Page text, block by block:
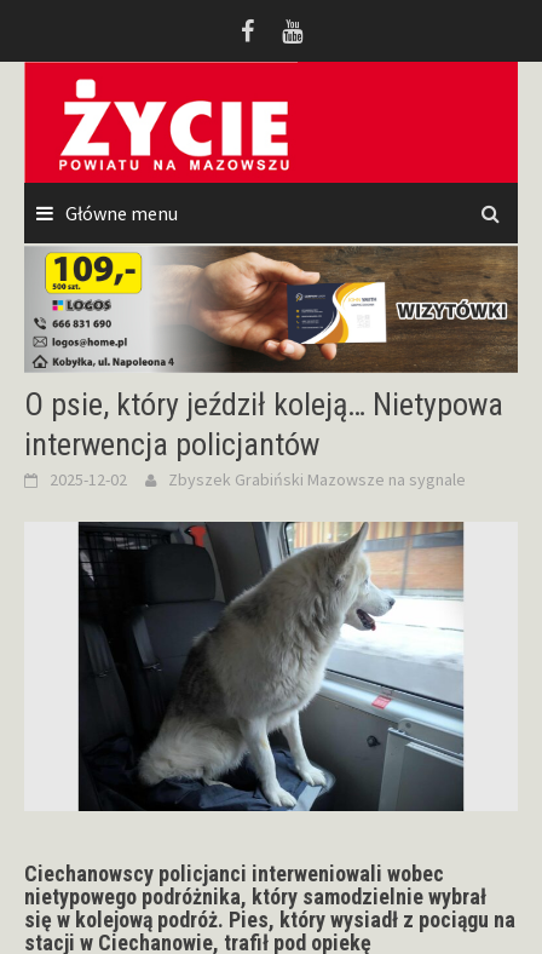
Główne menu
O psie, który jeździł koleją… Nietypowa
interwencja policjantów
2025-12-02 Zbyszek Grabiński Mazowsze na sygnale
Ciechanowscy policjanci interweniowali wobec
nietypowego podróżnika, który samodzielnie wybrał
się w kolejową podróż. Pies, który wysiadł z pociągu na
stacji w Ciechanowie, trafił pod opiekę